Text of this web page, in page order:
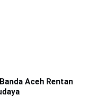
Aceh Rentan